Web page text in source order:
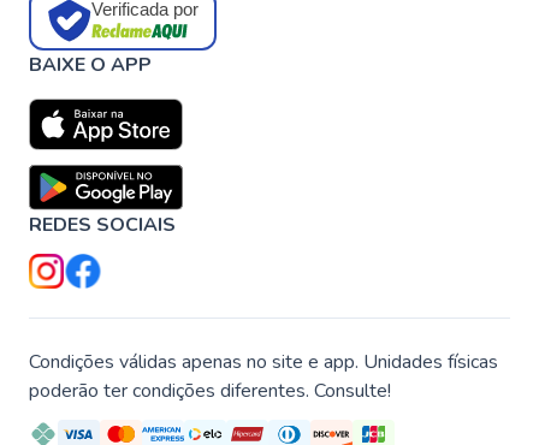
Verificada por
BAIXE O APP
REDES SOCIAIS
Condições válidas apenas no site e app. Unidades físicas
poderão ter condições diferentes. Consulte!